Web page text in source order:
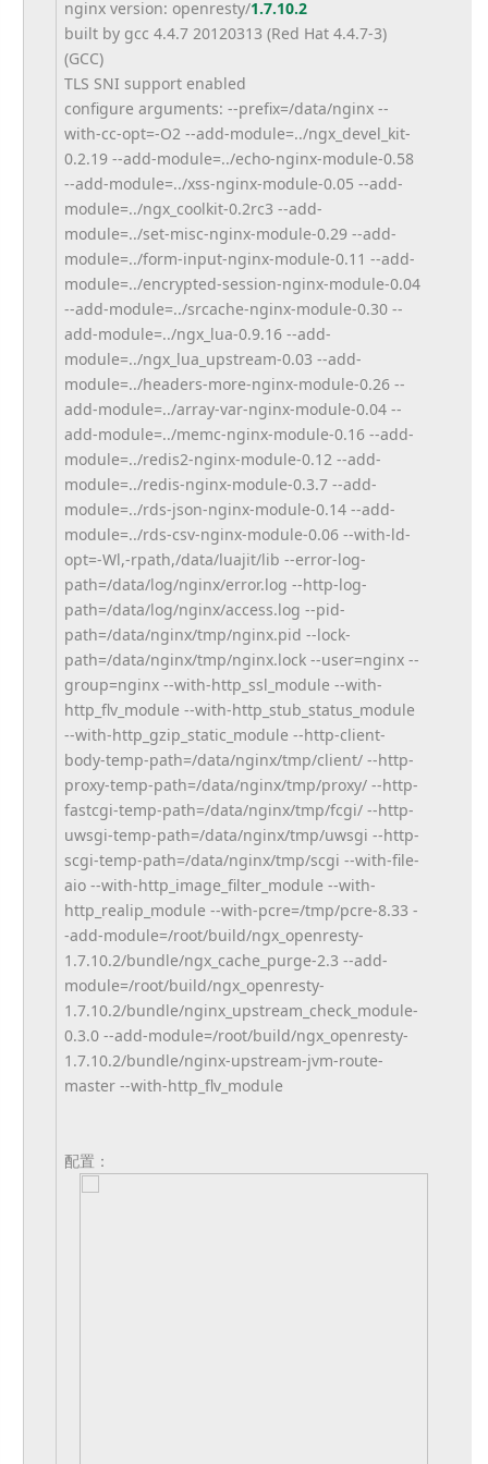
nginx version: openresty/1.7.10.2
built by gcc 4.4.7 20120313 (Red Hat 4.4.7-3)
(GCC)
TLS SNI support enabled
configure arguments: --prefix=/data/nginx --
with-cc-opt=-O2 --add-module=../ngx_devel_kit-
0.2.19 --add-module=../echo-nginx-module-0.58
--add-module=../xss-nginx-module-0.05 --add-
module=../ngx_coolkit-0.2rc3 --add-
module=../set-misc-nginx-module-0.29 --add-
module=../form-input-nginx-module-0.11 --add-
module=../encrypted-session-nginx-module-0.04
--add-module=../srcache-nginx-module-0.30 --
add-module=../ngx_lua-0.9.16 --add-
module=../ngx_lua_ upstream-0.03 --add-
module=../headers-more-nginx-module-0.26 --
add-module=../array-var-nginx-module-0.04 --
add-module=../memc-nginx-module-0.16 --add-
module=../redis2-nginx-module-0.12 --add-
module=../redis-nginx-module-0.3.7 --add-
module=../rds-json-nginx-module-0.14 --add-
module=../rds-csv-nginx-module-0.06 --with-ld-
opt=-Wl,-rpath,/data/luajit/lib --error-log-
path=/data/log/nginx/error.log --http-log-
path=/data/log/nginx/access.log --pid-
path=/data/nginx/tmp/nginx.pid --lock-
path=/data/nginx/tmp/nginx.lock --user=nginx --
group=nginx --with-http_ssl_module --with-
http_flv_module --with-http_stub_status_module
--with-http_gzip_static_module --http-client-
body-temp-path=/data/nginx/tmp/client/ --http-
proxy-temp-path=/data/nginx/tmp/proxy/ --http-
fastcgi-temp-path=/data/nginx/tmp/fcgi/ --http-
uwsgi-temp-path=/data/nginx/tmp/uwsgi --http-
scgi-temp-path=/data/nginx/tmp/scgi --with-file-
aio --with-http_image_filter_ module --with-
http_realip_module --with-pcre=/tmp/pcre-8.33 -
-add-module=/root/build/ngx_ openresty-
1.7.10.2/bundle/ngx_ cache_purge-2.3 --add-
module=/root/build/ngx_ openresty-
1.7.10.2/bundle/nginx_upstream_check_module-
0.3.0 --add-module=/root/build/ngx_ openresty-
1.7.10.2/bundle/nginx-upstream-jvm-route-
master --with-http_flv_module
配置：